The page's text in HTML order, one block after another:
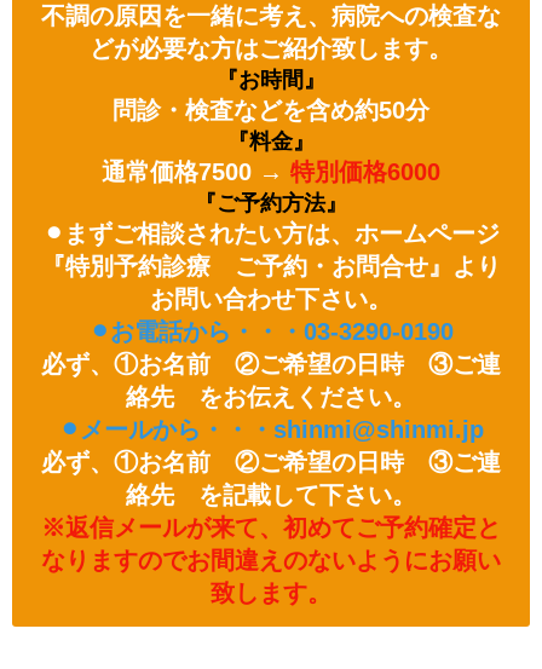
不調の原因を一緒に考え、病院への検査な
どが必要な方はご紹介致します。
『お時間』
問診・検査などを含め約50分
『料金』
通常価格7500 → 特別価格6000
『ご予約方法』
⚫︎まずご相談されたい方は、ホームページ
『特別予約診療 ご予約・お問合せ』より
お問い合わせ下さい。
⚫︎お電話から・・・03-3290-0190
必ず、①お名前 ②ご希望の日時 ③ご連
絡先 をお伝えください。
⚫︎メールから・・・shinmi@shinmi.jp
必ず、①お名前 ②ご希望の日時 ③ご連
絡先 を記載して下さい。
※返信メールが来て、初めてご予約確定と
なりますのでお間違えのないようにお願い
致します。